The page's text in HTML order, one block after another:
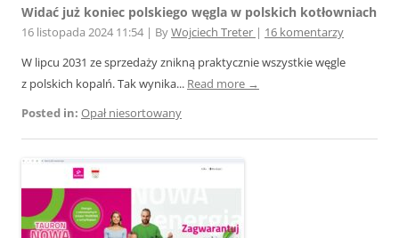
Widać już koniec polskiego węgla w polskich kotłowniach
16 listopada 2024 11:54 | ByWojciech Treter | 16 komentarzy
W lipcu 2031 ze sprzedaży znikną praktycznie wszystkie węgle
z polskich kopalń. Tak wynika... Read more →
Posted in: Opał niesortowany